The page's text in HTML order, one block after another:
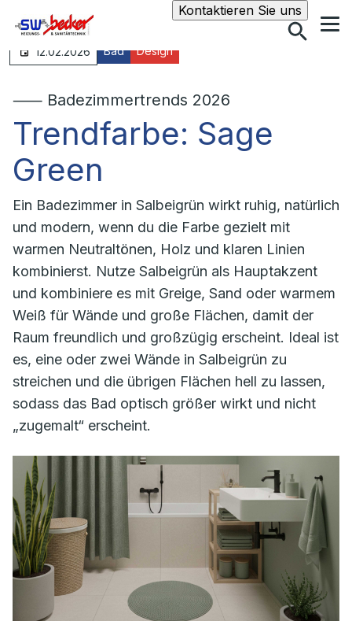
Kontaktieren Sie unsSuche
12.02.2026 Bad Design
⸺ Badezimmertrends 2026
Trendfarbe: Sage
Green
Ein Badezimmer in Salbeigrün wirkt ruhig, natürlich
und modern, wenn du die Farbe gezielt mit
warmen Neutraltönen, Holz und klaren Linien
kombinierst. Nutze Salbeigrün als Hauptakzent
und kombiniere es mit Greige, Sand oder warmem
Weiß für Wände und große Flächen, damit der
Raum freundlich und großzügig erscheint. Ideal ist
es, eine oder zwei Wände in Salbeigrün zu
streichen und die übrigen Flächen hell zu lassen,
sodass das Bad optisch größer wirkt und nicht
„zugemalt“ erscheint.